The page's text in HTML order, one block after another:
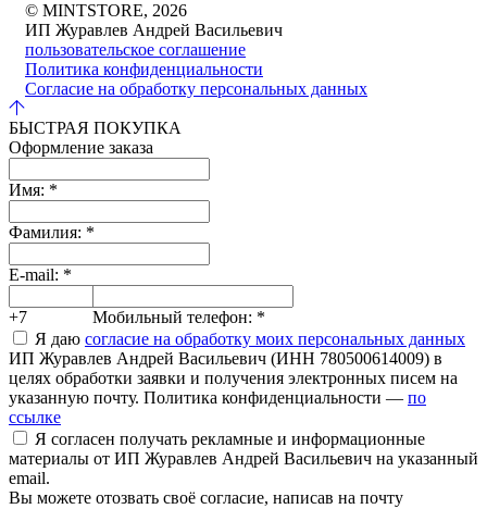
© MINTSTORE, 2026
ИП Журавлев Андрей Васильевич
пользовательское соглашение
Политика конфиденциальности
Согласие на обработку персональных данных
БЫСТРАЯ ПОКУПКА
Оформление заказа
Имя: *
Фамилия: *
E-mail: *
+7 Мобильный телефон: *
Я даю согласие на обработку моих персональных данных
ИП Журавлев Андрей Васильевич (ИНН 780500614009) в
целях обработки заявки и получения электронных писем на
указанную почту. Политика конфиденциальности — по
ссылке
Я согласен получать рекламные и информационные
материалы от ИП Журавлев Андрей Васильевич на указанный
email.
Вы можете отозвать своё согласие, написав на почту